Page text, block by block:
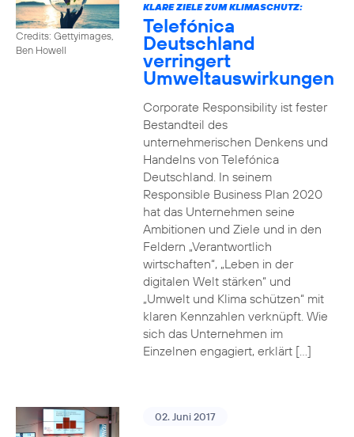
Credits: Gettyimages,
Ben Howell
KLARE ZIELE ZUM KLIMASCHUTZ:
Telefónica
Deutschland
verringert
Umweltauswirkungen
Corporate Responsibility ist fester
Bestandteil des
unternehmerischen Denkens und
Handelns von Telefónica
Deutschland. In seinem
Responsible Business Plan 2020
hat das Unternehmen seine
Ambitionen und Ziele und in den
Feldern „Verantwortlich
wirtschaften“, „Leben in der
digitalen Welt stärken“ und
„Umwelt und Klima schützen“ mit
klaren Kennzahlen verknüpft. Wie
sich das Unternehmen im
Einzelnen engagiert, erklärt […]
02. Juni 2017